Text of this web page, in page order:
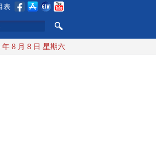
表
可能登陸中國
年 8 月 8 日 星期六